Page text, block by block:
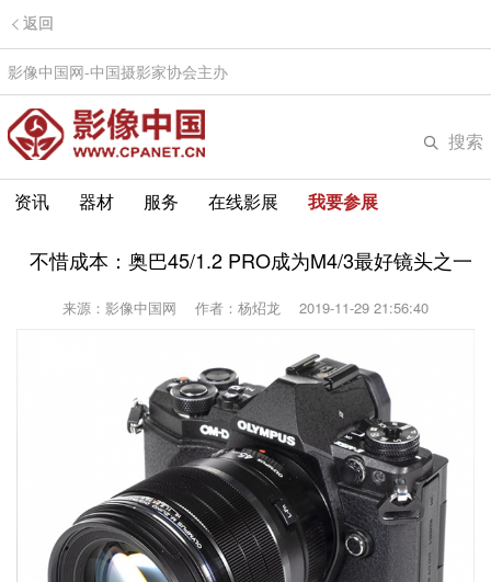
返回
影像中国网-中国摄影家协会主办
搜索
资讯 器材 服务 在线影展 我要参展
不惜成本：奥巴45/1.2 PRO成为M4/3最好镜头之一
来源：影像中国网 作者：杨炤龙 2019-11-29 21:56:40